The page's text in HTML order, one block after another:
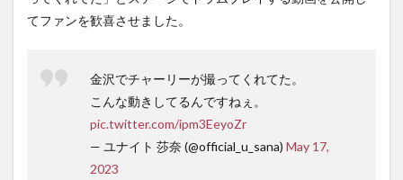
てファンを歓喜させました。
金沢でチャーリーが撮ってくれてた。
こんな動きしてるんですねぇ。
pic.twitter.com/ipm3EeyoZr
— ユナイト 莎奈 (@official_u_sana) May 17,
2023